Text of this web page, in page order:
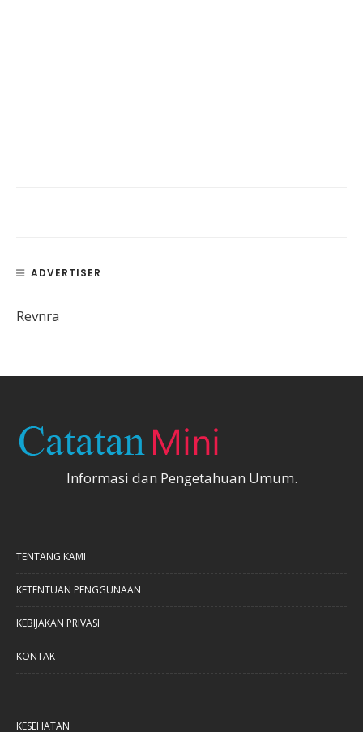
ADVERTISER
Revnra
Informasi dan Pengetahuan Umum.
TENTANG KAMI
KETENTUAN PENGGUNAAN
KEBIJAKAN PRIVASI
KONTAK
KESEHATAN